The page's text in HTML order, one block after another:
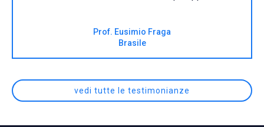
Prof. Eusimio Fraga
Brasile
vedi tutte le testimonianze